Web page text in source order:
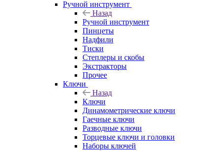
Ручной инструмент
Назад
Ручной инструмент
Пинцеты
Надфили
Тиски
Степлеры и скобы
Экстракторы
Прочее
Ключи
Назад
Ключи
Динамометрические ключи
Гаечные ключи
Разводные ключи
Торцевые ключи и головки
Наборы ключей